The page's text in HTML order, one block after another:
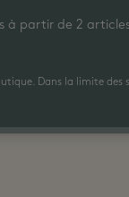
à partir de 2
Dans la limite des